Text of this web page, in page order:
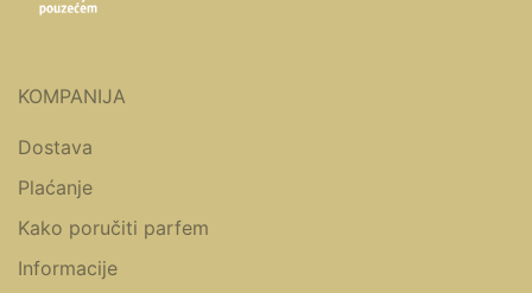
KOMPANIJA
Dostava
Plaćanje
Kako poručiti parfem
Informacije